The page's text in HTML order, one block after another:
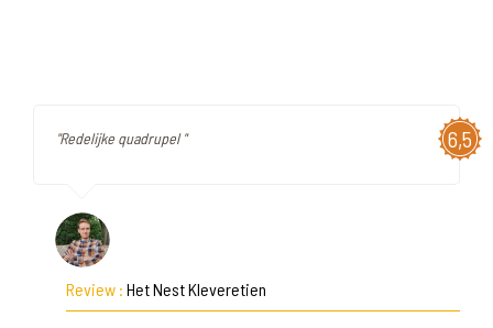
6,5
"Redelijke quadrupel "
Review : Het Nest Kleveretien